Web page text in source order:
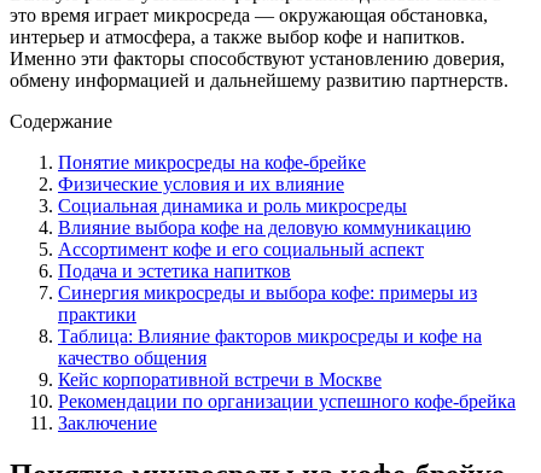
это время играет микросреда — окружающая обстановка,
интерьер и атмосфера, а также выбор кофе и напитков.
Именно эти факторы способствуют установлению доверия,
обмену информацией и дальнейшему развитию партнерств.
Содержание
Понятие микросреды на кофе-брейке
Физические условия и их влияние
Социальная динамика и роль микросреды
Влияние выбора кофе на деловую коммуникацию
Ассортимент кофе и его социальный аспект
Подача и эстетика напитков
Синергия микросреды и выбора кофе: примеры из
практики
Таблица: Влияние факторов микросреды и кофе на
качество общения
Кейс корпоративной встречи в Москве
Рекомендации по организации успешного кофе-брейка
Заключение